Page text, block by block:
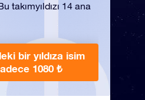
takımyıldızı 14 ana
bir yıldıza isim
1080 ₺